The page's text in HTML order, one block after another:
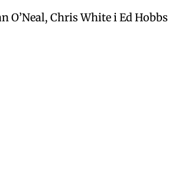
O’Neal, Chris White i Ed Hobbs